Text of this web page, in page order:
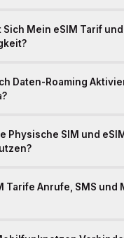
Mein eSIM Tarif und
Daten-Roaming
Physische SIM und
Tarife Anrufe, SMS und